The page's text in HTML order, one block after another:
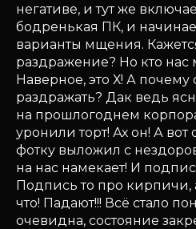
негативе, и тут же
бодренькая ПК, и
варианты мщения.
раздражение? Но кто нас
Наверное, это Х! А почему
раздражать? Дак ведь
на прошлогоднем
уронили торт! Ах он! А вот
фотку выложил с
на нас намекает! И
Подпись то про кирпичи,
что! Падают!!! Всё стало
очевидна, состояние